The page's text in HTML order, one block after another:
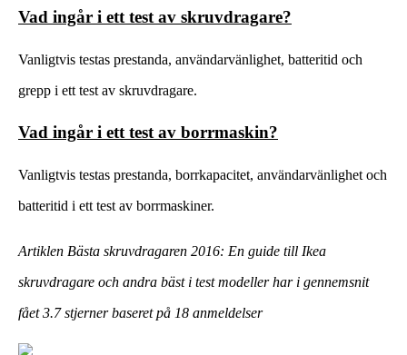
Vad ingår i ett test av skruvdragare?
Vanligtvis testas prestanda, användarvänlighet, batteritid och
grepp i ett test av skruvdragare.
Vad ingår i ett test av borrmaskin?
Vanligtvis testas prestanda, borrkapacitet, användarvänlighet och
batteritid i ett test av borrmaskiner.
Artiklen Bästa skruvdragaren 2016: En guide till Ikea
skruvdragare och andra bäst i test modeller har i gennemsnit
fået3.7stjerner baseret på 18 anmeldelser